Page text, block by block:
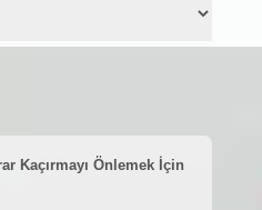
Kaçırmayı Önlemek İçin